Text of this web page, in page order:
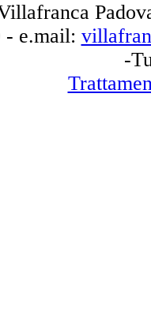
- e.mail:
-